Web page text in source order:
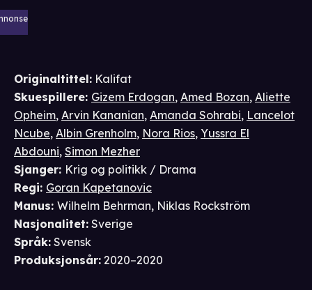
Originaltittel: Kalifat
Skuespillere: Gizem Erdogan, Amed Bozan, Aliette
Opheim, Arvin Kananian, Amanda Sohrabi, Lancelot
Ncube, Albin Grenholm, Nora Rios, Yussra El
Abdouni, Simon Mezher
Sjanger: Krig og politikk / Drama
Regi: Goran Kapetanovic
Manus: Wilhelm Behrman, Niklas Rockström
Nasjonalitet: Sverige
Språk: Svensk
Produksjonsår: 2020–2020